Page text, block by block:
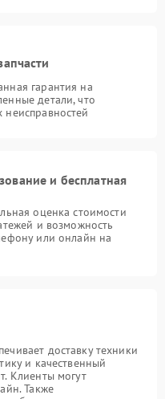
гарантия на
детали, что
и бесплатная
оценка стоимости
и возможность
или онлайн на
доставку техники
и качественный
Клиенты могут
Также